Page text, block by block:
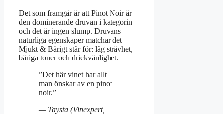
Det som framgår är att Pinot Noir är
den dominerande druvan i kategorin –
och det är ingen slump. Druvans
naturliga egenskaper matchar det
Mjukt & Bärigt står för: låg strävhet,
bäriga toner och drickvänlighet.
”Det här vinet har allt
man önskar av en pinot
noir.”
— Taysta (Vinexpert,